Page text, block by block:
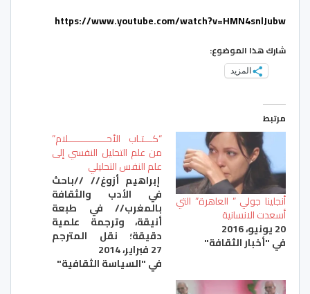
https://www.youtube.com/watch?v=HMN4snlJubw
شارك هذا الموضوع:
المزيد
مرتبط
أنجلينا جولي ” العاهرة” التي
أسعدت الانسانية
20 يونيو، 2016
في "أخبار الثقافة"
“كـــتـاب الأحــــــــــــــلام”
من علم التحليل النفسي إلى
علم النفس التحليلي
إبراهيم أزوغ// //باحث
في الأدب والثقافة
بالمغرب// في طبعة
أنيقة، وترجمة علمية
دقيقة؛ نقل المترجم
العربي السوري محمود
منقذ الهاشمي إلى
العربية كتاب الأحلام،
27 فبراير، 2014
في "السياسة الثقافية"